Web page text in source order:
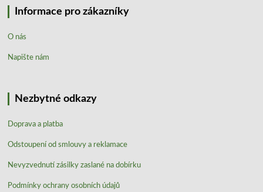
Informace pro zákazníky
O nás
Napište nám
Nezbytné odkazy
Doprava a platba
Odstoupení od smlouvy a reklamace
Nevyzvednutí zásilky zaslané na dobírku
Podmínky ochrany osobních údajů